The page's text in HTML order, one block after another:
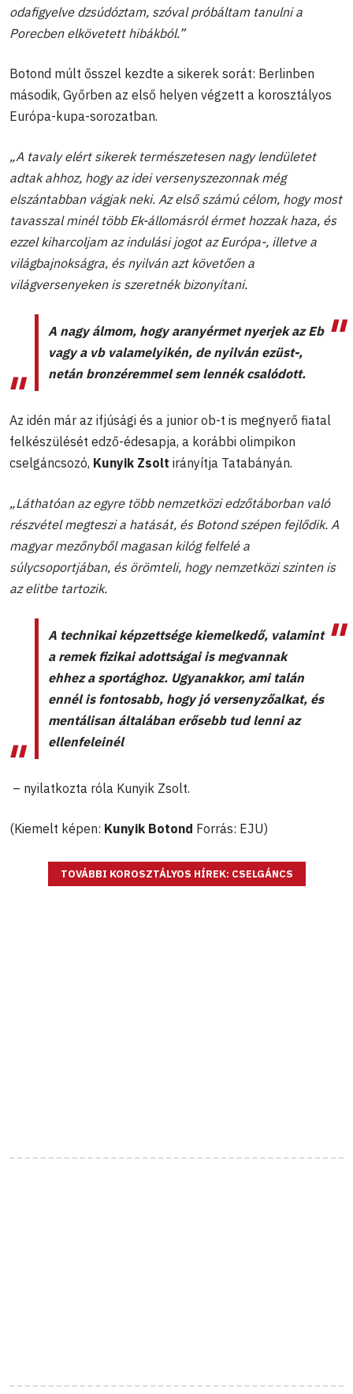
odafigyelve dzsúdóztam, szóval próbáltam tanulni a
Porecben elkövetett hibákból.”
Botond múlt ősszel kezdte a sikerek sorát: Berlinben
második, Győrben az első helyen végzett a korosztályos
Európa-kupa-sorozatban.
„A tavaly elért sikerek természetesen nagy lendületet
adtak ahhoz, hogy az idei versenyszezonnak még
elszántabban vágjak neki. Az első számú célom, hogy most
tavasszal minél több Ek-állomásról érmet hozzak haza, és
ezzel kiharcoljam az indulási jogot az Európa-, illetve a
világbajnokságra, és nyilván azt követően a
világversenyeken is szeretnék bizonyítani.
A nagy álmom, hogy aranyérmet nyerjek az Eb
vagy a vb valamelyikén, de nyilván ezüst-,
netán bronzéremmel sem lennék csalódott.
Az idén már az ifjúsági és a junior ob-t is megnyerő fiatal
felkészülését edző-édesapja, a korábbi olimpikon
cselgáncsozó, Kunyik Zsolt irányítja Tatabányán.
„Láthatóan az egyre több nemzetközi edzőtáborban való
részvétel megteszi a hatását, és Botond szépen fejlődik. A
magyar mezőnyből magasan kilóg felfelé a
súlycsoportjában, és örömteli, hogy nemzetközi szinten is
az elitbe tartozik.
A technikai képzettsége kiemelkedő, valamint
a remek fizikai adottságai is megvannak
ehhez a sportághoz. Ugyanakkor, ami talán
ennél is fontosabb, hogy jó versenyzőalkat, és
mentálisan általában erősebb tud lenni az
ellenfeleinél
– nyilatkozta róla Kunyik Zsolt.
(Kiemelt képen: Kunyik Botond Forrás: EJU)
TOVÁBBI KOROSZTÁLYOS HÍREK: CSELGÁNCS